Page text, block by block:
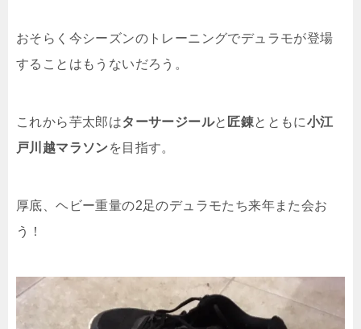
おそらく今シーズンのトレーニングでデュラモが登場
することはもうないだろう。
これから芋太郎はターサージールと 匠錬とともに小江
戸川越マラソンを目指す。
厚底、ヘビー重量の2足のデュラモたち来年また会お
う！